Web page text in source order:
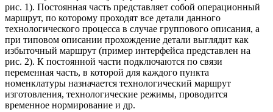
рис. 1). Постоянная часть представляет собой операционный
маршрут, по которому проходят все детали данного
технологического процесса в случае группового описания, а
при типовом описании прохождение детали выглядит как
избыточный маршрут (пример интерфейса представлен на
рис. 2). К постоянной части подключаются по связи
переменная часть, в которой для каждого пункта
номенклатуры назначается технологический маршрут
изготовления, технологические режимы, проводится
временное нормирование и др.